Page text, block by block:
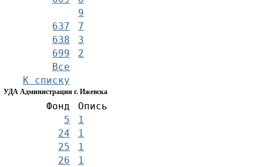
9
637
7
638
3
699
2
Все
К списку
УДА Администрации г. Ижевска
Фонд
Опись
5
1
24
1
25
1
26
1